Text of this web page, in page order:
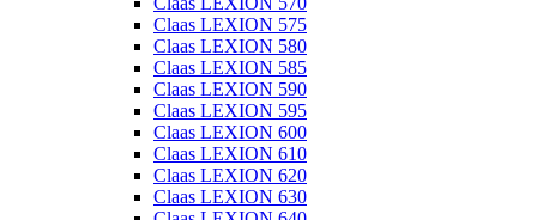
Claas LEXION 575
Claas LEXION 580
Claas LEXION 585
Claas LEXION 590
Claas LEXION 595
Claas LEXION 600
Claas LEXION 610
Claas LEXION 620
Claas LEXION 630